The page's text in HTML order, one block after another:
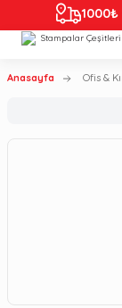
1000₺
Anasayfa Ofis &